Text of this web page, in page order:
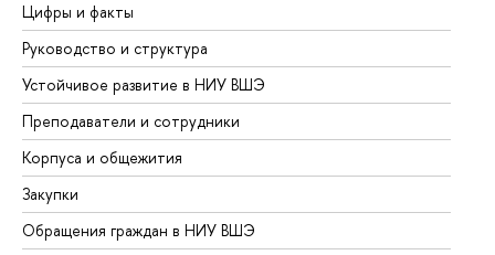
Цифры и факты
Руководство и структура
Устойчивое развитие в НИУ ВШЭ
Преподаватели и сотрудники
Корпуса и общежития
Закупки
Обращения граждан в НИУ ВШЭ